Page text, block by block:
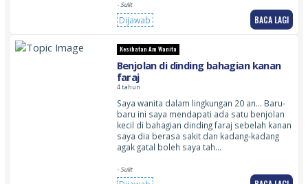
- Sulit
Dijawab BACA LAGI
Kesihatan Am Wanita
Benjolan di dinding bahagian kanan
faraj
4 tahun
Saya wanita dalam lingkungan 20 an… Baru-
baru ini saya mendapati ada satu benjolan
kecil di bahagian dinding faraj sebelah kanan
saya dia berasa sakit dan kadang-kadang
agak gatal boleh saya tah…
- Sulit